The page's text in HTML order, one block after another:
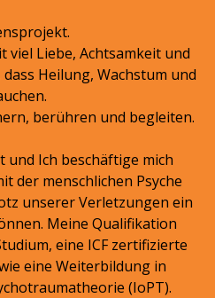
viel Liebe, Achtsamkeit und
Heilung, Wachstum und
berühren und begleiten.
und Ich beschäftige mich
der menschlichen Psyche
unserer Verletzungen ein
Meine Qualifikation
eine ICF zertifizierte
eine Weiterbildung in
(IoPT).